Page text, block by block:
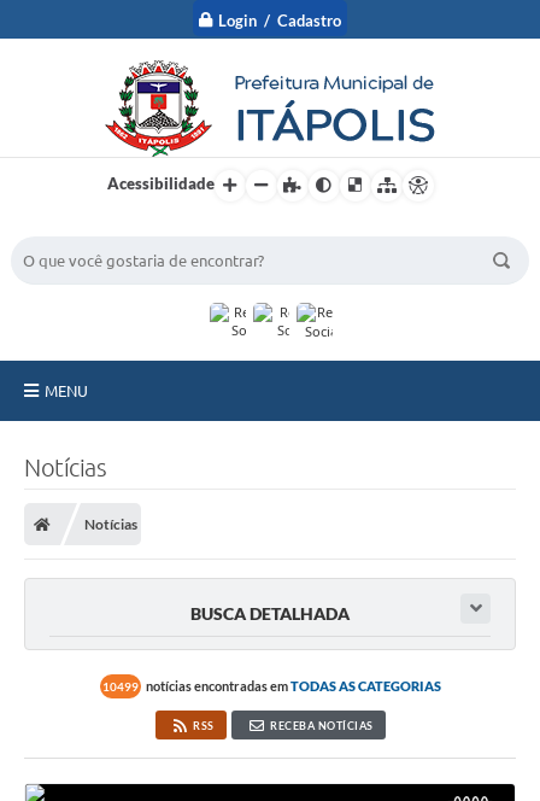
Login / Cadastro
Acessibilidade
MENU
Notícias
Notícias
BUSCA DETALHADA
10499 notícias encontradas emTODAS AS CATEGORIAS
RSS RECEBA NOTÍCIAS